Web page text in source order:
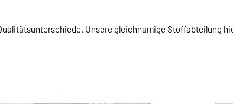
Unsere gleichnamige Stoffabteilung